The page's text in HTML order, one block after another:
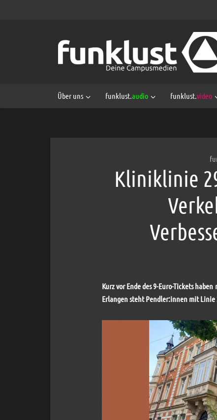
Über uns funklust.audio funklust.video
Kliniklinie
Kurz vor Ende des 9-Euro-Tickets
Erlangen steht Pendler:innen mit